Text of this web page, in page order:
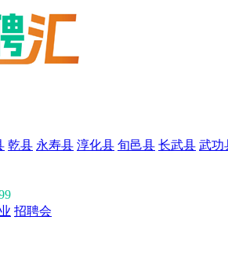
乾县 永寿县 淳化县 旬邑县 长武县 武功
招聘会